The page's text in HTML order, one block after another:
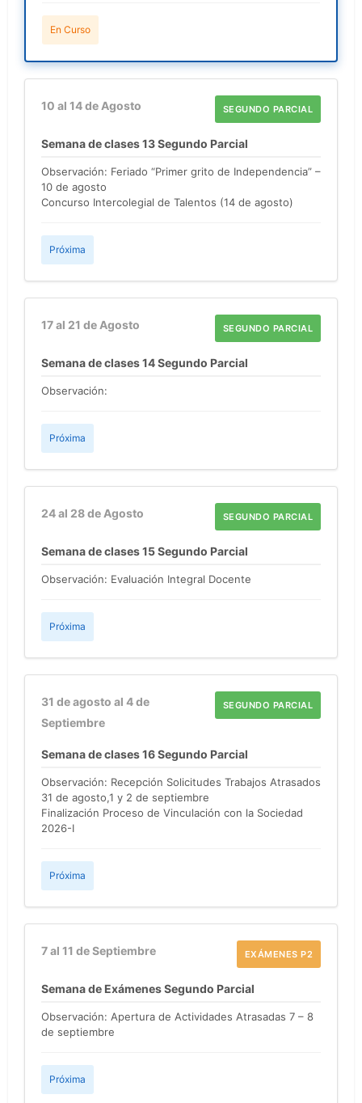
En Curso
10 al 14 de Agosto SEGUNDO PARCIAL
Semana de clases 13 Segundo Parcial
Observación: Feriado “Primer grito de Independencia” –
10 de agosto
Concurso Intercolegial de Talentos (14 de agosto)
Próxima
17 al 21 de Agosto SEGUNDO PARCIAL
Semana de clases 14 Segundo Parcial
Observación:
Próxima
24 al 28 de Agosto SEGUNDO PARCIAL
Semana de clases 15 Segundo Parcial
Observación: Evaluación Integral Docente
Próxima
31 de agosto al 4 de
Septiembre
SEGUNDO PARCIAL
Semana de clases 16 Segundo Parcial
Observación: Recepción Solicitudes Trabajos Atrasados
31 de agosto,1 y 2 de septiembre
Finalización Proceso de Vinculación con la Sociedad
2026-I
Próxima
7 al 11 de Septiembre EXÁMENES P2
Semana de Exámenes Segundo Parcial
Observación: Apertura de Actividades Atrasadas 7 – 8
de septiembre
Próxima